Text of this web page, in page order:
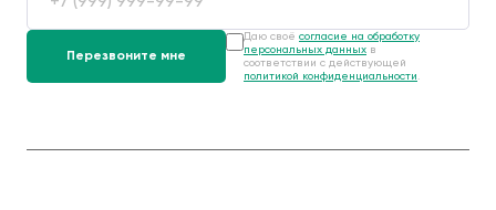
Даю своё согласие на обработку
персональных данных в
соответствии с действующей
политикой конфиденциальности .